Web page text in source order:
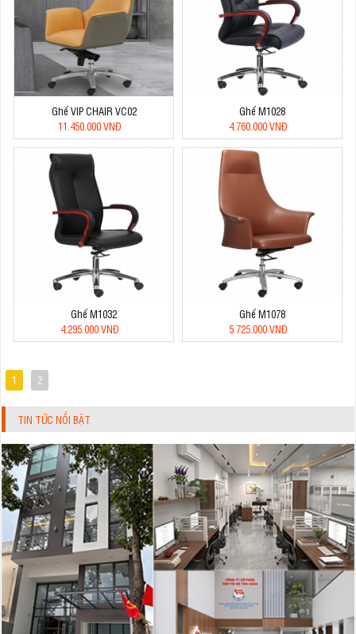
Ghế VIP CHAIR VC02
11.450.000 VNĐ
Ghế M1028
4.760.000 VNĐ
Ghế M1032
4.295.000 VNĐ
Ghế M1078
5.725.000 VNĐ
1 2
TIN TỨC NỔI BẬT